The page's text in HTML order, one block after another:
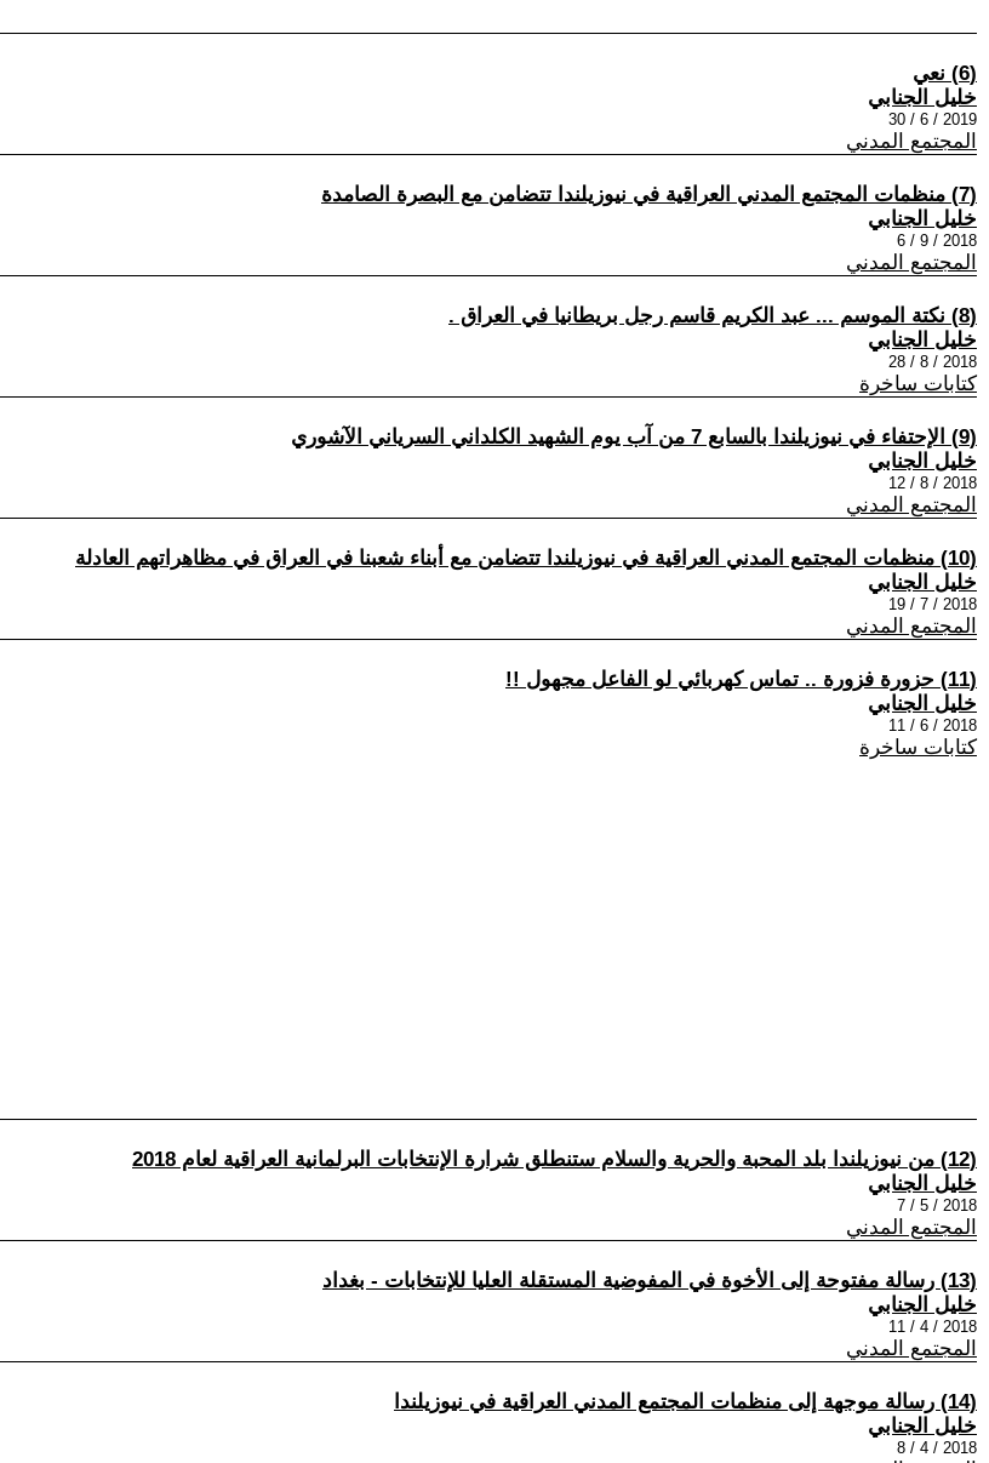
(6) نعي
خليل الجنابي
2019 / 6 / 30
المجتمع المدني
(7) منظمات المجتمع المدني العراقية في نيوزيلندا تتضامن مع البصرة الصامدة
خليل الجنابي
2018 / 9 / 6
المجتمع المدني
(8) نكتة الموسم ... عبد الكريم قاسم رجل بريطانيا في العراق .
خليل الجنابي
2018 / 8 / 28
كتابات ساخرة
(9) الإحتفاء في نيوزيلندا بالسابع 7 من آب يوم الشهيد الكلداني السرياني الآشوري
خليل الجنابي
2018 / 8 / 12
المجتمع المدني
(10) منظمات المجتمع المدني العراقية في نيوزيلندا تتضامن مع أبناء شعبنا في العراق في مظاهراتهم العادلة
خليل الجنابي
2018 / 7 / 19
المجتمع المدني
(11) حزورة فزورة .. تماس كهربائي لو الفاعل مجهول !!
خليل الجنابي
2018 / 6 / 11
كتابات ساخرة
(12) من نيوزيلندا بلد المحبة والحرية والسلام ستنطلق شرارة الإنتخابات البرلمانية العراقية لعام 2018
خليل الجنابي
2018 / 5 / 7
المجتمع المدني
(13) رسالة مفتوحة إلى الأخوة في المفوضية المستقلة العليا للإنتخابات - بغداد
خليل الجنابي
2018 / 4 / 11
المجتمع المدني
(14) رسالة موجهة إلى منظمات المجتمع المدني العراقية في نيوزيلندا
خليل الجنابي
2018 / 4 / 8